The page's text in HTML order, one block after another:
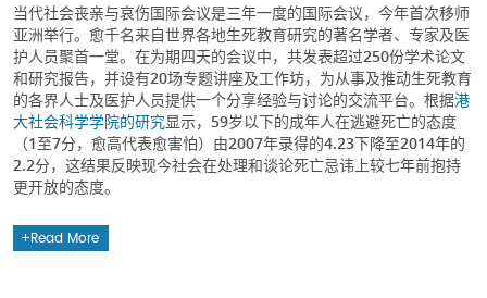
当代社会丧亲与哀伤国际会议是三年一度的国际会议，今年首次移师
亚洲举行。愈千名来自世界各地生死教育研究的著名学者、专家及医
护人员聚首一堂。在为期四天的会议中，共发表超过250份学术论文
和研究报告，并设有20场专题讲座及工作坊，为从事及推动生死教育
的各界人士及医护人员提供一个分享经验与讨论的交流平台。根据港
大社会科学学院的研究显示，59岁以下的成年人在逃避死亡的态度
（1至7分，愈高代表愈害怕）由2007年录得的4.23下降至2014年的
2.2分，这结果反映现今社会在处理和谈论死亡忌讳上较七年前抱持
更开放的态度。
Read More